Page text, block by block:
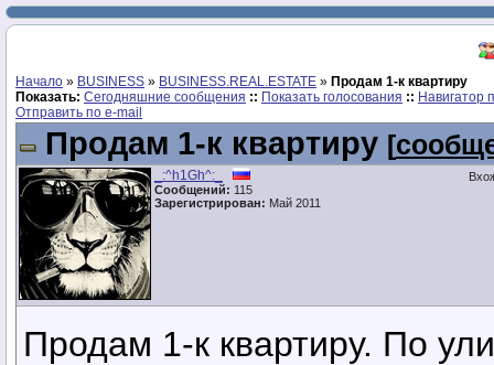
Начало » BUSINESS » BUSINESS.REAL.ESTATE » Продам 1-к квартиру
Показать: Сегодняшние сообщения :: Показать голосования :: Навигатор
Отправить по e-mail
Продам 1-к квартиру [
_:^h1Gh^:_
Сообщений: 115
Зарегистрирован: Май 2011
Продам 1-к квартиру. По